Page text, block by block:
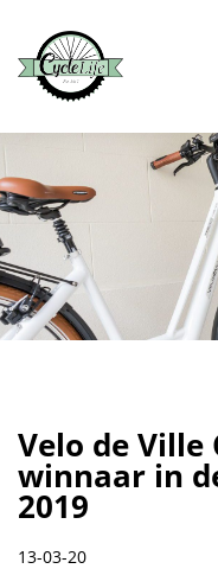
Velo de Ville
winnaar in
2019
13-03-20